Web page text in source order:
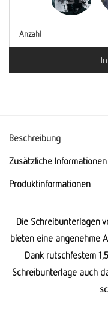
Anzahl
Beschreibung
Zusätzliche Informationen
Produktinformationen
Die Schreibunterlagen
bieten eine angenehme
Dank rutschfestem
Schreibunterlage auch